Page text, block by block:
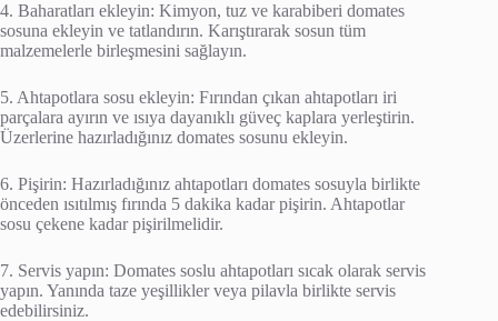
4. Baharatları ekleyin: Kimyon, tuz ve karabiberi domates
sosuna ekleyin ve tatlandırın. Karıştırarak sosun tüm
malzemelerle birleşmesini sağlayın.
5. Ahtapotlara sosu ekleyin: Fırından çıkan ahtapotları iri
parçalara ayırın ve ısıya dayanıklı güveç kaplara yerleştirin.
Üzerlerine hazırladığınız domates sosunu ekleyin.
6. Pişirin: Hazırladığınız ahtapotları domates sosuyla birlikte
önceden ısıtılmış fırında 5 dakika kadar pişirin. Ahtapotlar
sosu çekene kadar pişirilmelidir.
7. Servis yapın: Domates soslu ahtapotları sıcak olarak servis
yapın. Yanında taze yeşillikler veya pilavla birlikte servis
edebilirsiniz.